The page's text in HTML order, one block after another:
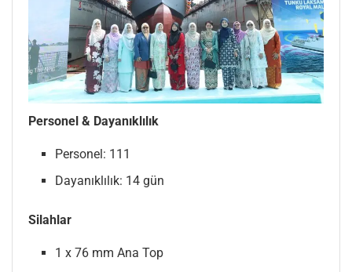
Personel & Dayanıklılık
Personel: 111
Dayanıklılık: 14 gün
Silahlar
1 x 76 mm Ana Top